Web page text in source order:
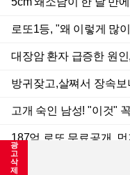
광
고
삭
제